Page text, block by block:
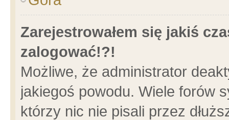
Zarejestrowałem się jakiś
zalogować!?!
Możliwe, że administrator
jakiegoś powodu. Wiele forów
którzy nic nie pisali przez